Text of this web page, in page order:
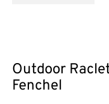
Outdoor
Fenchel